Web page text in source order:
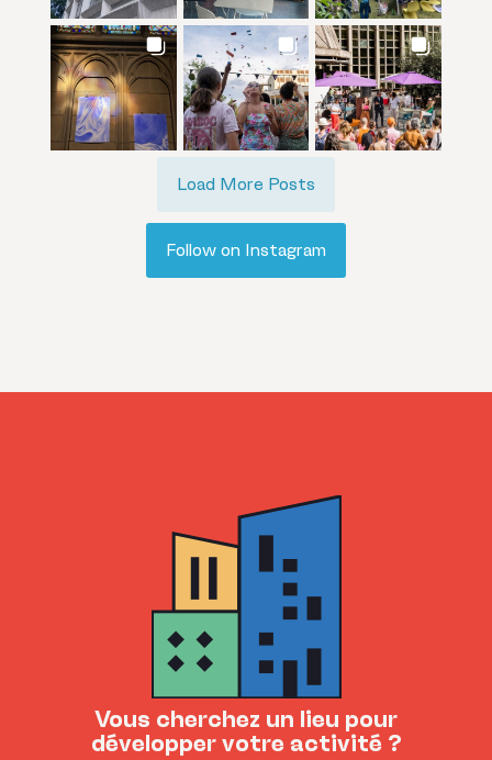
Load More Posts
Follow on Instagram
Vous cherchez un lieu pour
développer votre activité ?